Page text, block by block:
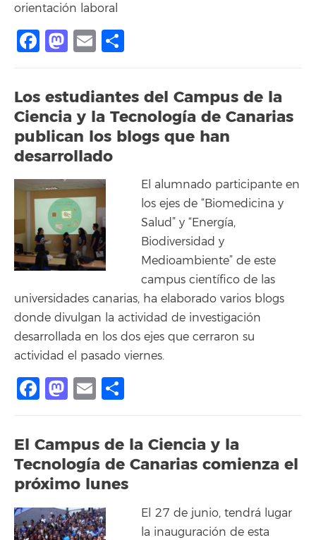
orientación laboral
Facebook
Mastodon
Email
Los estudiantes del Campus de la
Ciencia y la Tecnología de Canarias
publican los blogs que han
desarrollado
El alumnado participante en
los ejes de “Biomedicina y
Salud” y “Energía,
Biodiversidad y
Medioambiente” de este
campus científico de las
universidades canarias, ha elaborado varios blogs
donde divulgan la actividad de investigación
desarrollada en los dos ejes que cerraron su
actividad el pasado viernes.
Facebook
Mastodon
Email
El Campus de la Ciencia y la
Tecnología de Canarias comienza el
próximo lunes
El 27 de junio, tendrá lugar
la inauguración de esta